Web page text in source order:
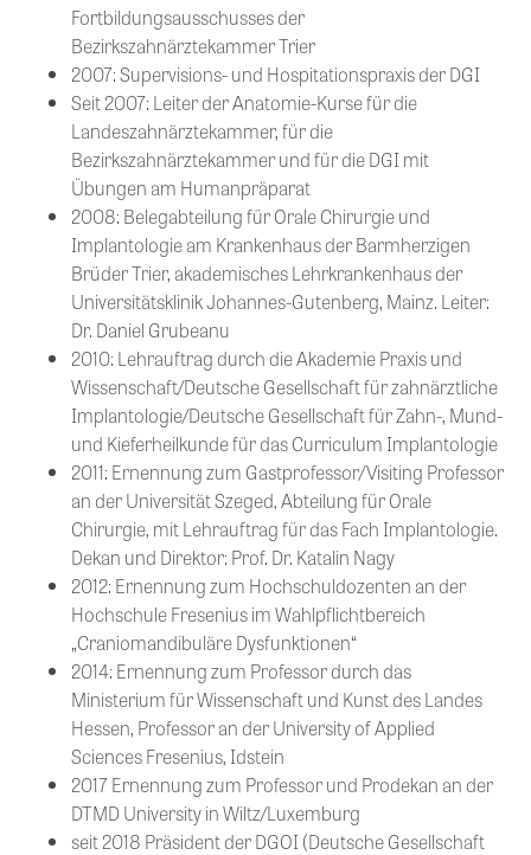
Fortbildungsausschusses der
Bezirkszahnärztekammer Trier
2007: Supervisions- und Hospitationspraxis der DGI
Seit 2007: Leiter der Anatomie-Kurse für die
Landeszahnärztekammer, für die
Bezirkszahnärztekammer und für die DGI mit
Übungen am Humanpräparat
2008: Belegabteilung für Orale Chirurgie und
Implantologie am Krankenhaus der Barmherzigen
Brüder Trier, akademisches Lehrkrankenhaus der
Universitätsklinik Johannes-Gutenberg, Mainz. Leiter:
Dr. Daniel Grubeanu
2010: Lehrauftrag durch die Akademie Praxis und
Wissenschaft/Deutsche Gesellschaft für zahnärztliche
Implantologie/Deutsche Gesellschaft für Zahn-, Mund-
und Kieferheilkunde für das Curriculum Implantologie
2011: Ernennung zum Gastprofessor/Visiting Professor
an der Universität Szeged, Abteilung für Orale
Chirurgie, mit Lehrauftrag für das Fach Implantologie.
Dekan und Direktor: Prof. Dr. Katalin Nagy
2012: Ernennung zum Hochschuldozenten an der
Hochschule Fresenius im Wahlpflichtbereich
„Craniomandibuläre Dysfunktionen“
2014: Ernennung zum Professor durch das
Ministerium für Wissenschaft und Kunst des Landes
Hessen, Professor an der University of Applied
Sciences Fresenius, Idstein
2017 Ernennung zum Professor und Prodekan an der
DTMD University in Wiltz/Luxemburg
seit 2018 Präsident der DGOI (Deutsche Gesellschaft